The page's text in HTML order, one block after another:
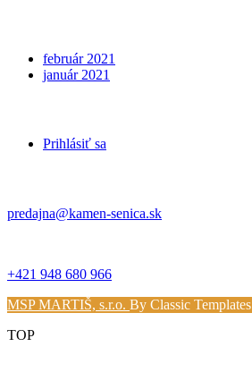
február 2021
január 2021
Prihlásiť sa
predajna@kamen-senica.sk
+421 948 680 966
MSP MARTIŠ, s.r.o. By Classic Templates
TOP